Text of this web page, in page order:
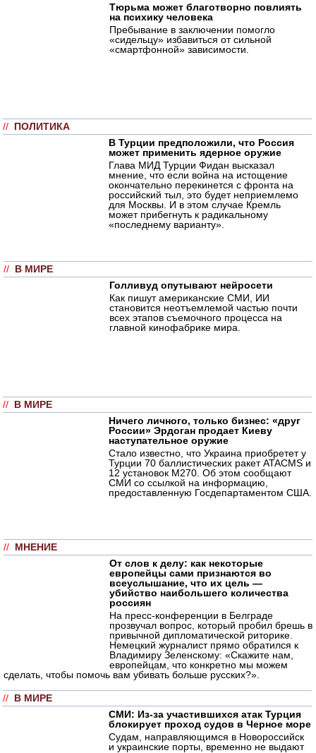
Тюрьма может благотворно повлиять
на психику человека
Пребывание в заключении помогло
«сидельцу» избавиться от сильной
«смартфонной» зависимости.
// ПОЛИТИКА
В Турции предположили, что Россия
может применить ядерное оружие
Глава МИД Турции Фидан высказал
мнение, что если война на истощение
окончательно перекинется с фронта на
российский тыл, это будет неприемлемо
для Москвы. И в этом случае Кремль
может прибегнуть к радикальному
«последнему варианту».
// В МИРЕ
Голливуд опутывают нейросети
Как пишут американские СМИ, ИИ
становится неотъемлемой частью почти
всех этапов съемочного процесса на
главной кинофабрике мира.
// В МИРЕ
Ничего личного, только бизнес: «друг
России» Эрдоган продает Киеву
наступательное оружие
Стало известно, что Украина приобретет у
Турции 70 баллистических ракет ATACMS и
12 установок M270. Об этом сообщают
СМИ со ссылкой на информацию,
предоставленную Госдепартаментом США.
// МНЕНИЕ
От слов к делу: как некоторые
европейцы сами признаются во
всеуслышание, что их цель —
убийство наибольшего количества
россиян
На пресс-конференции в Белграде
прозвучал вопрос, который пробил брешь в
привычной дипломатической риторике.
Немецкий журналист прямо обратился к
Владимиру Зеленскому: «Скажите нам,
европейцам, что конкретно мы можем
сделать, чтобы помочь вам убивать больше русских?».
// В МИРЕ
СМИ: Из-за участившихся атак Турция
блокирует проход судов в Черное море
Судам, направляющимся в Новороссийск
и украинские порты, временно не выдают